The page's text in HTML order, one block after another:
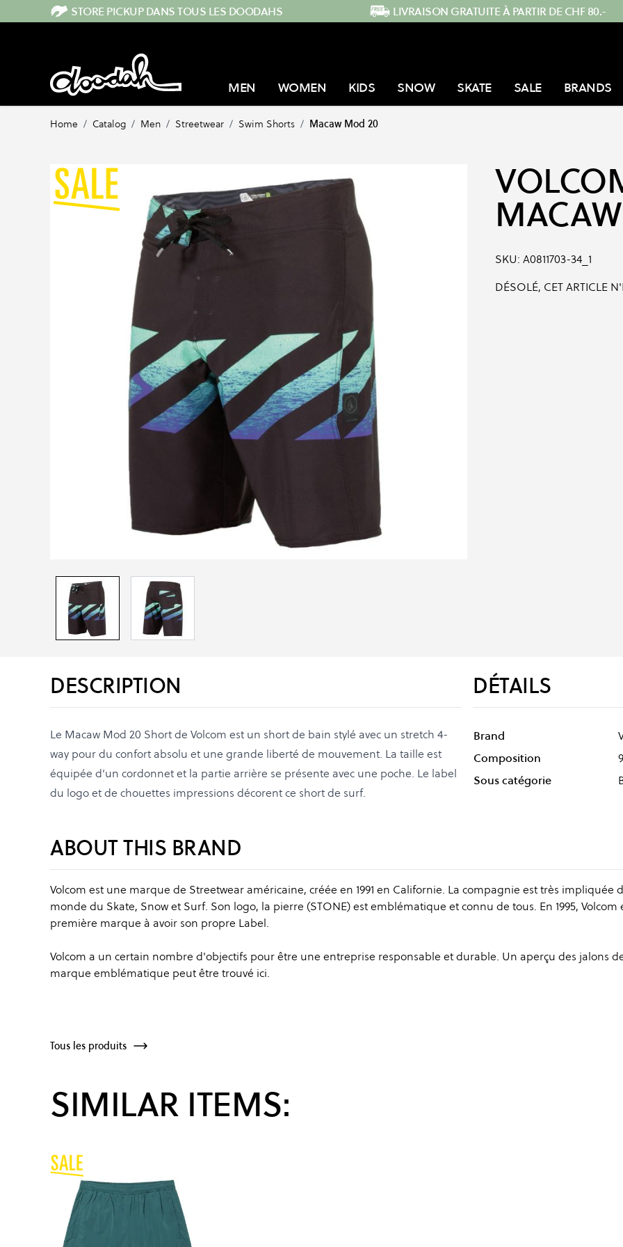
Skip to ContentSTORE PICKUP DANS TOUS LES DOODAHS LIVRAISON GRATUITE À PARTIR DE CHF 80.-
MEN WOMEN KIDS SNOW SKATE SALE BRANDS
Home / Catalog / Men / Streetwear / Swim Shorts / Macaw Mod 20
SKU: A0811703-34_1
DÉSOLÉ, CET ARTICLE
DESCRIPTION
Le Macaw Mod 20 Short de Volcom est un short de bain stylé avec un stretch 4-
way pour du confort absolu et une grande liberté de mouvement. La taille est
équipée d’un cordonnet et la partie arrière se présente avec une poche. Le label
du logo et de chouettes impressions décorent ce short de surf.
DÉTAILS
Brand
Composition
Sous catégorie
ABOUT THIS BRAND
Volcom est une marque de Streetwear américaine, créée en 1991 en Californie. La compagnie est très impliquée
monde du Skate, Snow et Surf. Son logo, la pierre (STONE) est emblématique et connu de tous. En 1995, Volcom
première marque à avoir son propre Label.
Volcom a un certain nombre d'objectifs pour être une entreprise responsable et durable. Un aperçu des jalons
marque emblématique peut être trouvé ici.
Tous les produits
SIMILAR ITEMS: